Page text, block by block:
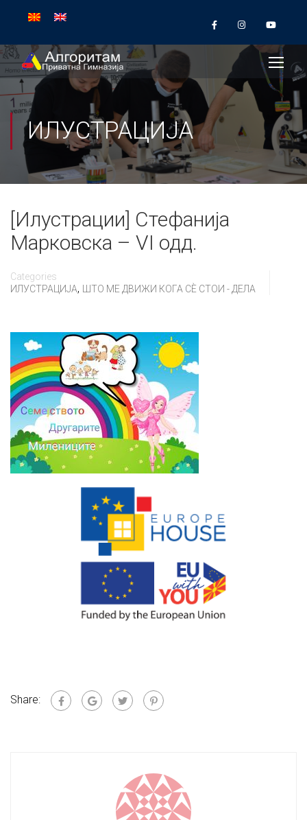
ИЛУСТРАЦИЈА
[Илустрации] Стефанија
Марковска – VI одд.
Categories
ИЛУСТРАЦИЈА, ШТО МЕ ДВИЖИ КОГА СÈ СТОИ - ДЕЛА
Share: